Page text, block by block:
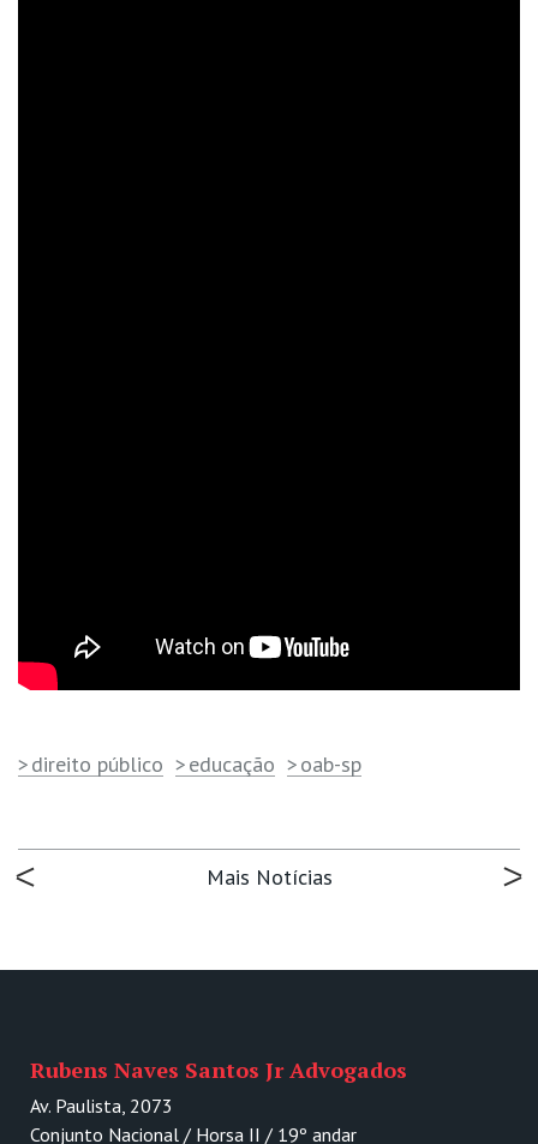
direito público educação oab-sp
Mais Notícias
Rubens Naves Santos Jr Advogados
Av. Paulista, 2073
Conjunto Nacional / Horsa II / 19º andar